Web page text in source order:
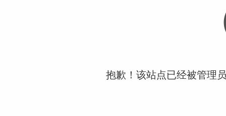
抱歉！该站点已经被管理